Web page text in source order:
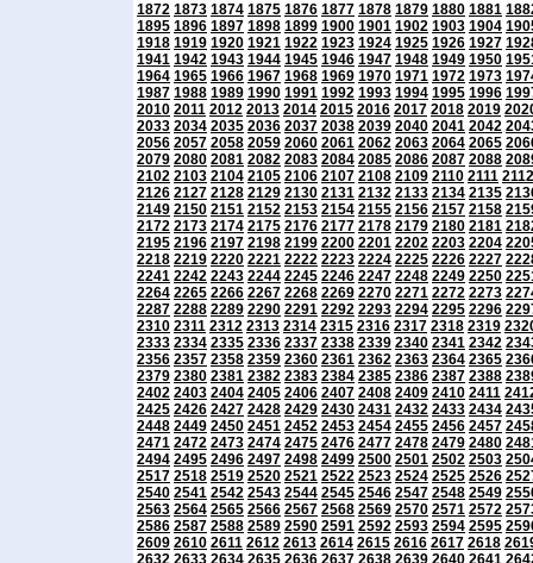
1872 1873 1874 1875 1876 1877 1878 1879 1880 1881
1895 1896 1897 1898 1899 1900 1901 1902 1903 1904
1918 1919 1920 1921 1922 1923 1924 1925 1926 1927
1941 1942 1943 1944 1945 1946 1947 1948 1949 1950
1964 1965 1966 1967 1968 1969 1970 1971 1972 1973
1987 1988 1989 1990 1991 1992 1993 1994 1995 1996
2010 2011 2012 2013 2014 2015 2016 2017 2018 2019
2033 2034 2035 2036 2037 2038 2039 2040 2041 2042
2056 2057 2058 2059 2060 2061 2062 2063 2064 2065
2079 2080 2081 2082 2083 2084 2085 2086 2087 2088
2102 2103 2104 2105 2106 2107 2108 2109 2110 2111 2112
2126 2127 2128 2129 2130 2131 2132 2133 2134 2135
2149 2150 2151 2152 2153 2154 2155 2156 2157 2158
2172 2173 2174 2175 2176 2177 2178 2179 2180 2181
2195 2196 2197 2198 2199 2200 2201 2202 2203 2204
2218 2219 2220 2221 2222 2223 2224 2225 2226 2227
2241 2242 2243 2244 2245 2246 2247 2248 2249 2250
2264 2265 2266 2267 2268 2269 2270 2271 2272 2273
2287 2288 2289 2290 2291 2292 2293 2294 2295 2296
2310 2311 2312 2313 2314 2315 2316 2317 2318 2319
2333 2334 2335 2336 2337 2338 2339 2340 2341 2342
2356 2357 2358 2359 2360 2361 2362 2363 2364 2365
2379 2380 2381 2382 2383 2384 2385 2386 2387 2388
2402 2403 2404 2405 2406 2407 2408 2409 2410 2411
2425 2426 2427 2428 2429 2430 2431 2432 2433 2434
2448 2449 2450 2451 2452 2453 2454 2455 2456 2457
2471 2472 2473 2474 2475 2476 2477 2478 2479 2480
2494 2495 2496 2497 2498 2499 2500 2501 2502 2503
2517 2518 2519 2520 2521 2522 2523 2524 2525 2526
2540 2541 2542 2543 2544 2545 2546 2547 2548 2549
2563 2564 2565 2566 2567 2568 2569 2570 2571 2572
2586 2587 2588 2589 2590 2591 2592 2593 2594 2595
2609 2610 2611 2612 2613 2614 2615 2616 2617 2618
2632 2633 2634 2635 2636 2637 2638 2639 2640 2641